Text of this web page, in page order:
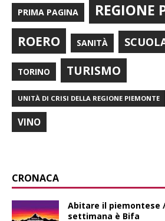
PRIMA PAGINA REGIONE
ROERO SANITÀ
TORINO TURISMO
UNITÀ DI CRISI DELLA REGIONE PIEMONTE
VINO
CRONACA
Abitare il piemontese
settimana è Bifa